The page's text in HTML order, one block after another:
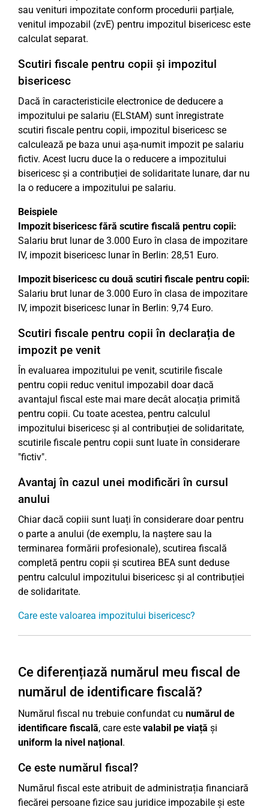
sau venituri impozitate conform procedurii parțiale,
venitul impozabil (zvE) pentru impozitul bisericesc este
calculat separat.
Scutiri fiscale pentru copii și impozitul
bisericesc
Dacă în caracteristicile electronice de deducere a
impozitului pe salariu (ELStAM) sunt înregistrate
scutiri fiscale pentru copii, impozitul bisericesc se
calculează pe baza unui așa-numit impozit pe salariu
fictiv. Acest lucru duce la o reducere a impozitului
bisericesc și a contribuției de solidaritate lunare, dar nu
la o reducere a impozitului pe salariu.
Beispiele
Impozit bisericesc fără scutire fiscală pentru copii:
Salariu brut lunar de 3.000 Euro în clasa de impozitare
IV, impozit bisericesc lunar în Berlin: 28,51 Euro.
Impozit bisericesc cu două scutiri fiscale pentru copii:
Salariu brut lunar de 3.000 Euro în clasa de impozitare
IV, impozit bisericesc lunar în Berlin: 9,74 Euro.
Scutiri fiscale pentru copii în declarația de
impozit pe venit
În evaluarea impozitului pe venit, scutirile fiscale
pentru copii reduc venitul impozabil doar dacă
avantajul fiscal este mai mare decât alocația primită
pentru copii. Cu toate acestea, pentru calculul
impozitului bisericesc și al contribuției de solidaritate,
scutirile fiscale pentru copii sunt luate în considerare
"fictiv".
Avantaj în cazul unei modificări în cursul
anului
Chiar dacă copiii sunt luați în considerare doar pentru
o parte a anului (de exemplu, la naștere sau la
terminarea formării profesionale), scutirea fiscală
completă pentru copii și scutirea BEA sunt deduse
pentru calculul impozitului bisericesc și al contribuției
de solidaritate.
Care este valoarea impozitului bisericesc?
Ce diferențiază numărul meu fiscal de
numărul de identificare fiscală?
Numărul fiscal nu trebuie confundat cu numărul de
identificare fiscală, care este valabil pe viață și
uniform la nivel național.
Ce este numărul fiscal?
Numărul fiscal este atribuit de administrația financiară
fiecărei persoane fizice sau juridice impozabile și este